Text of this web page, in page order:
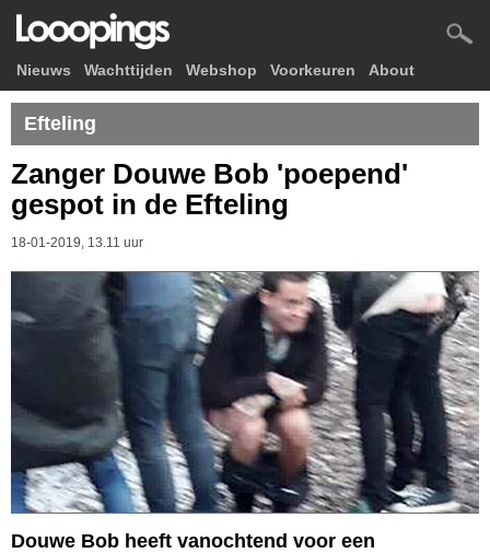
Nieuws Wachttijden Webshop Voorkeuren About
Efteling
Zanger Douwe Bob 'poepend'
gespot in de Efteling
18-01-2019, 13.11 uur
Douwe Bob heeft vanochtend voor een